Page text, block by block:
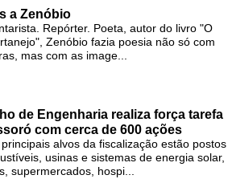
a Zenóbio
Repórter. Poeta, autor do livro "O
Zenóbio fazia poesia não só com
mas com as image...
de Engenharia realiza força tarefa
com cerca de 600 ações
alvos da fiscalização estão postos
usinas e sistemas de energia solar,
supermercados, hospi...